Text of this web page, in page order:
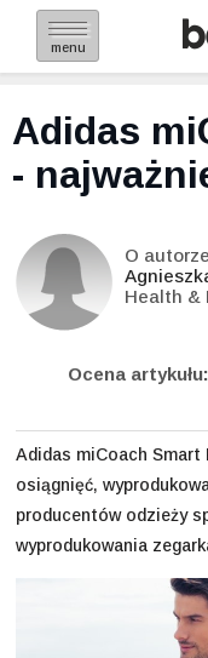
menu
Adidas
-
O
Health &
Ocena artykułu:
Adidas miCoach
osiągnięć,
producentów odzieży
wyprodukowania